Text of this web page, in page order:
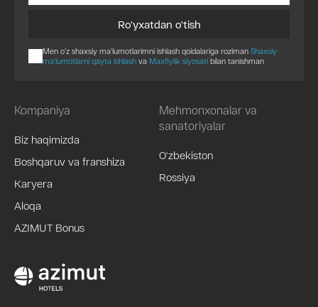
Kompaniya
Biz haqimizda
Boshqaruv va franshiza
Karyera
Aloqa
AZIMUT Bonus
Mehmonxonalar va
sanatoriyalar
O‘zbekiston
Rossiya
Ro'yxatdan o'tish
Men o'z shaxsiy ma'lumotlarimni ishlash qoidalariga roziman Shaxsiy
ma'lumotlarni qayta ishlash va Maxfiylik siyosati bilan tanishman